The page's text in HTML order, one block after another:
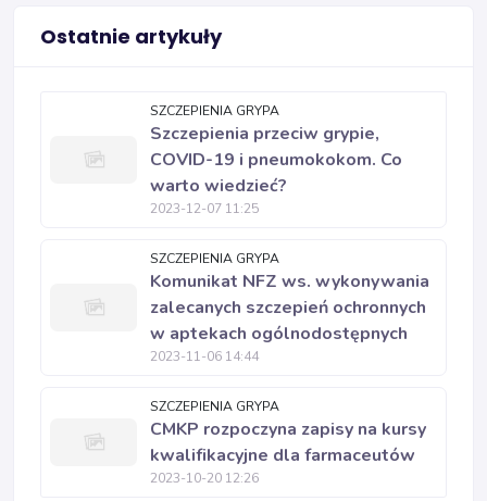
Ostatnie artykuły
SZCZEPIENIA GRYPA
Szczepienia przeciw grypie,
COVID-19 i pneumokokom. Co
warto wiedzieć?
2023-12-07 11:25
SZCZEPIENIA GRYPA
Komunikat NFZ ws. wykonywania
zalecanych szczepień ochronnych
w aptekach ogólnodostępnych
2023-11-06 14:44
SZCZEPIENIA GRYPA
CMKP rozpoczyna zapisy na kursy
kwalifikacyjne dla farmaceutów
2023-10-20 12:26